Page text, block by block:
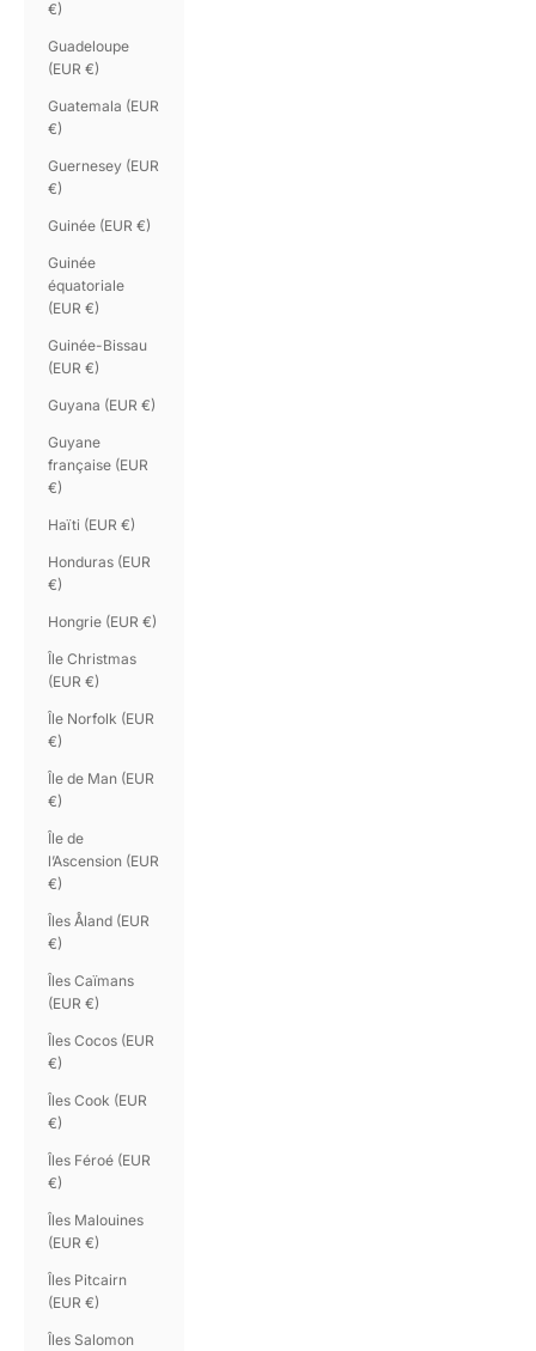
€)
Guadeloupe
(EUR €)
Guatemala (EUR
€)
Guernesey (EUR
€)
Guinée (EUR €)
Guinée
équatoriale
(EUR €)
Guinée-Bissau
(EUR €)
Guyana (EUR €)
Guyane
française (EUR
€)
Haïti (EUR €)
Honduras (EUR
€)
Hongrie (EUR €)
Île Christmas
(EUR €)
Île Norfolk (EUR
€)
Île de Man (EUR
€)
Île de
l’Ascension (EUR
€)
Îles Åland (EUR
€)
Îles Caïmans
(EUR €)
Îles Cocos (EUR
€)
Îles Cook (EUR
€)
Îles Féroé (EUR
€)
Îles Malouines
(EUR €)
Îles Pitcairn
(EUR €)
Îles Salomon